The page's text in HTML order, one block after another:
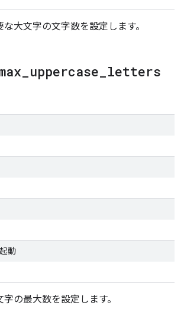
大文字の文字数を設定します。
uppercase letters
動
の最大数を設定します。